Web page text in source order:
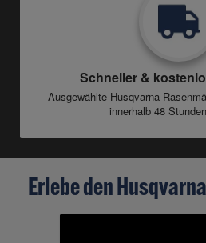
Schneller &
Ausgewählte Husqvarna
innerhalb 48
Erlebe den